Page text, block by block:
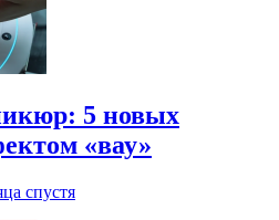
5 новых
«вау»
спустя